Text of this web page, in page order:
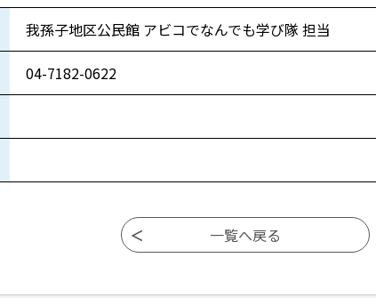
我孫子地区公民館 アビコでなんでも学び隊 担当
04-7182-0622